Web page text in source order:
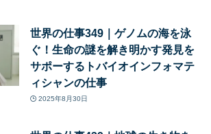
世界の仕事349｜ゲノムの海を泳
ぐ！生命の謎を解き明かす発見を
サポーするトバイオインフォマテ
ィシャンの仕事
2025年8月30日